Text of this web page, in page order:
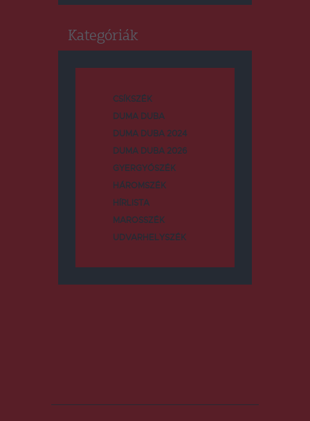
Kategóriák
CSÍKSZÉK
DUMA DUBA
DUMA DUBA 2024
DUMA DUBA 2026
GYERGYÓSZÉK
HÁROMSZÉK
HÍRLISTA
MAROSSZÉK
UDVARHELYSZÉK